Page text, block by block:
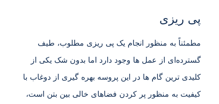
پی ریزی
مطمئناً به منظور انجام یک پی ریزی مطلوب، طیف
گسترده‌ای از عمل ها وجود دارد اما بدون شک یکی از
کلیدی ترین گام ها در این پروسه بهره گیری از دوغاب با
کیفیت به منظور پر کردن فضاهای خالی بین بتن است،